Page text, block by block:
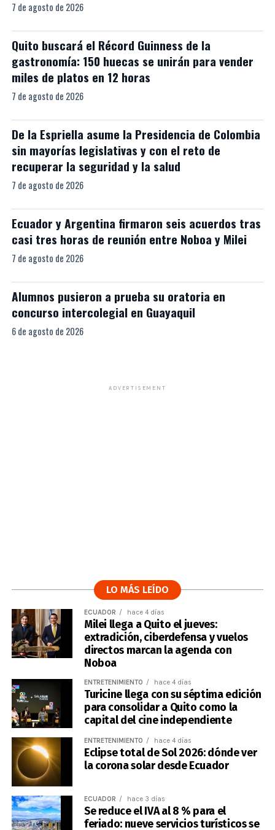
7 de agosto de 2026
Quito buscará el Récord Guinness de la
gastronomía: 150 huecas se unirán para vender
miles de platos en 12 horas
7 de agosto de 2026
De la Espriella asume la Presidencia de Colombia
sin mayorías legislativas y con el reto de
recuperar la seguridad y la salud
7 de agosto de 2026
Ecuador y Argentina firmaron seis acuerdos tras
casi tres horas de reunión entre Noboa y Milei
7 de agosto de 2026
Alumnos pusieron a prueba su oratoria en
concurso intercolegial en Guayaquil
6 de agosto de 2026
ADVERTISEMENT
LO MÁS LEÍDO
ECUADOR hace 4 días
Milei llega a Quito el jueves:
extradición, ciberdefensa y vuelos
directos marcan la agenda con
Noboa
ENTRETENIMIENTO hace 4 días
Turicine llega con su séptima edición
para consolidar a Quito como la
capital del cine independiente
ENTRETENIMIENTO hace 4 días
Eclipse total de Sol 2026: dónde ver
la corona solar desde Ecuador
ECUADOR hace 3 días
Se reduce el IVA al 8 % para el
feriado: nueve servicios turísticos se